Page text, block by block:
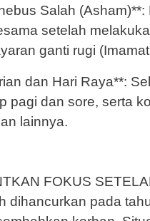
Salah
setelah
ganti rugi
dan Hari Raya**:
pagi dan sore, serta
lainnya.
FOKUS
dihancurkan pada